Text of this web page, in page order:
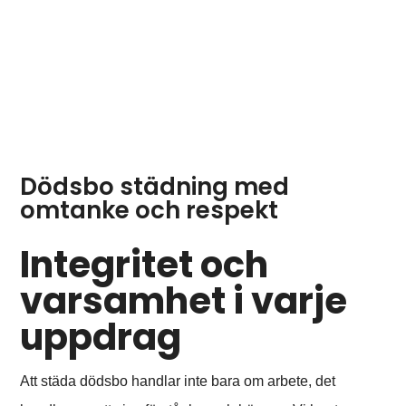
Dödsbo städning med
omtanke och respekt
Integritet och
varsamhet i varje
uppdrag
Att städa dödsbo handlar inte bara om arbete, det